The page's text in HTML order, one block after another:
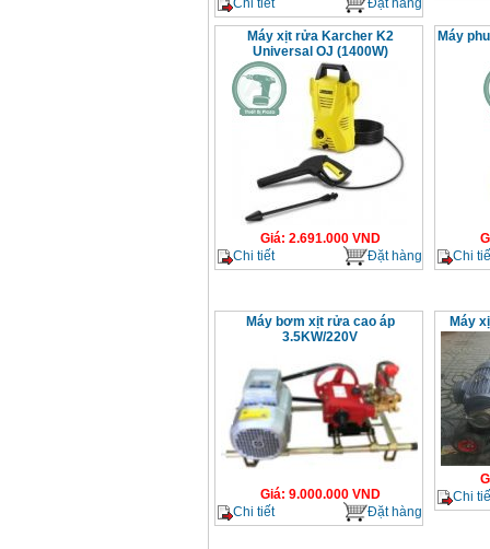
Chi tiết
Đặt hàng
Máy xịt rửa Karcher K2
Universal OJ (1400W)
Giá: 2.691.000VND
Chi tiết
Đặt hàng
Máy
Chi
Máy bơm xịt rửa cao áp
3.5KW/220V
Giá: 9.000.000VND
Chi tiết
Đặt hàng
Máy
Chi